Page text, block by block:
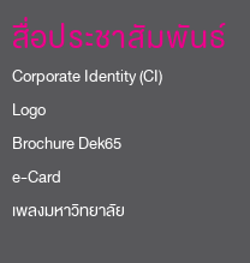
สื่อประชาสัมพันธ์
Corporate Identity (CI)
Logo
Brochure Dek65
e-Card
เพลงมหาวิทยาลัย